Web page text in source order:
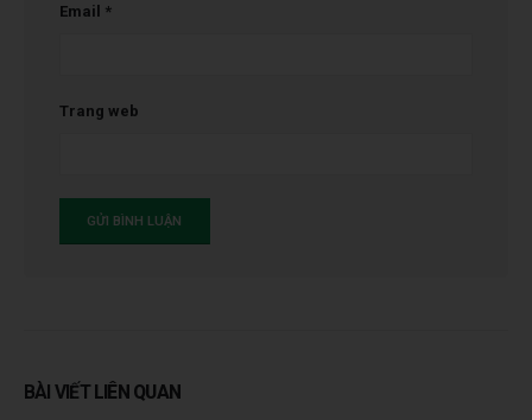
Email *
Trang web
BÀI VIẾT LIÊN QUAN